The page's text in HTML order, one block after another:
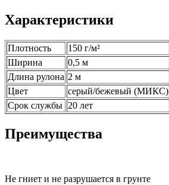
Характеристики
Плотность
150 г/м²
Ширина
0,5 м
Длина рулона 2 м
Цвет
серый/бежевый (МИКС)
Срок службы 20 лет
Преимущества
Не гниет и не разрушается в грунте